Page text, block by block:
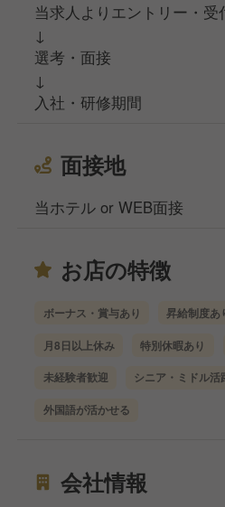
当求人よりエントリー・受
↓
選考・面接
↓
入社・研修期間
面接地
当ホテル or WEB面接
お店の特徴
ボーナス・賞与あり 昇給制度あ
月8日以上休み 特別休暇あり
未経験者歓迎 シニア・ミドル活
外国語が活かせる
会社情報